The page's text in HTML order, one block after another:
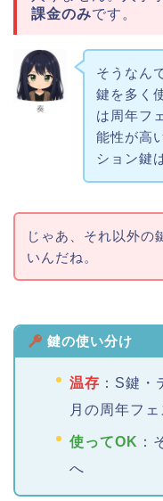
課金のみです。
奏
そうなん
鍵を多く
は周年フ
能性が高
ション鍵
じゃあ、それ以外の
いんだね。
鍵の使い分け
温存 ：S鍵
月の周年フェ
使ってOK ：
へ